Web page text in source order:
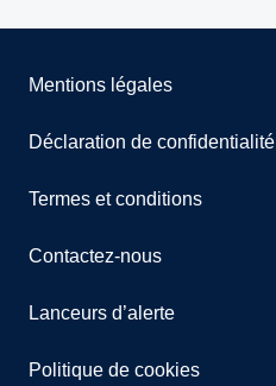
Mentions légales
Déclaration de confidentialité
Termes et conditions
Contactez-nous
Lanceurs d’alerte
Politique de cookies